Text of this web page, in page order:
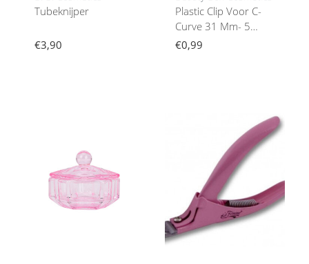
Tubeknijper
€3,90
Plastic Clip Voor C-
Curve 31 Mm- 5
Stuks,
€0,99